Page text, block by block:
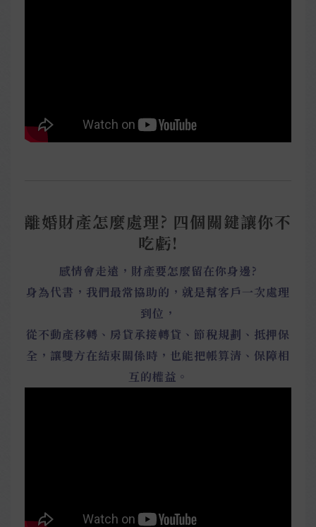
離婚財產怎麼處理? 四個關鍵讓你不
吃虧!
感情會走遠，財產要怎麼留在你身邊?
身為代書，我們最常協助的，就是幫客戶一次處理
到位，
從不動產移轉、房貸承接轉貸、節稅規劃、抵押保
全，讓雙方在結束關係時，也能把帳算清、保障相
互的權益。